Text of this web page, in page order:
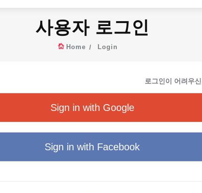
사용자 로그인
Home Login
로그인이 어려우
Sign in with Google
Sign in with Facebook